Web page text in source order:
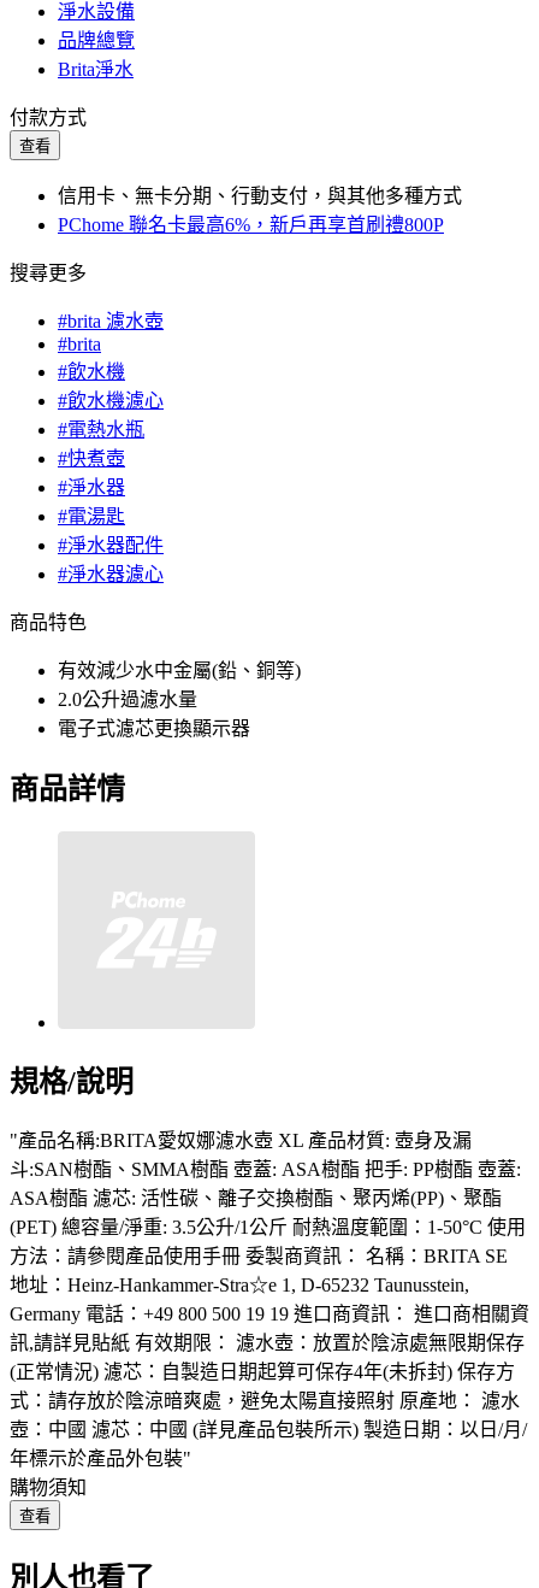
淨水設備
品牌總覽
Brita淨水
付款方式
查看
信用卡、無卡分期、行動支付，與其他多種方式
PChome 聯名卡最高6%，新戶再享首刷禮800P
搜尋更多
#brita 濾水壺
#brita
#飲水機
#飲水機濾心
#電熱水瓶
#快煮壺
#淨水器
#電湯匙
#淨水器配件
#淨水器濾心
商品特色
有效減少水中金屬(鉛、銅等)
2.0公升過濾水量
電子式濾芯更換顯示器
商品詳情
規格/說明
"產品名稱:BRITA愛奴娜濾水壺 XL 產品材質: 壺身及漏
斗:SAN樹酯、SMMA樹酯 壺蓋: ASA樹酯 把手: PP樹酯 壺蓋:
ASA樹酯 濾芯: 活性碳、離子交換樹酯、聚丙烯(PP)、聚酯
(PET) 總容量/淨重: 3.5公升/1公斤 耐熱溫度範圍：1-50°C 使用
方法：請參閱產品使用手冊 委製商資訊： 名稱：BRITA SE
地址：Heinz-Hankammer-Stra☆e 1, D-65232 Taunusstein,
Germany 電話：+49 800 500 19 19 進口商資訊： 進口商相關資
訊,請詳見貼紙 有效期限： 濾水壺：放置於陰涼處無限期保存
(正常情況) 濾芯：自製造日期起算可保存4年(未拆封) 保存方
式：請存放於陰涼暗爽處，避免太陽直接照射 原產地： 濾水
壺：中國 濾芯：中國 (詳見產品包裝所示) 製造日期：以日/月/
年標示於產品外包裝"
購物須知
查看
別人也看了